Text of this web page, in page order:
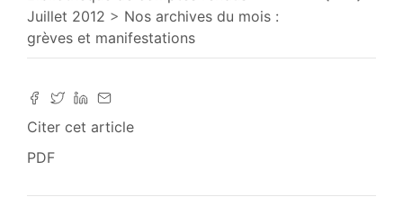
Juillet 2012
Nos archives du mois :
grèves et manifestations
Citer cet article
PDF